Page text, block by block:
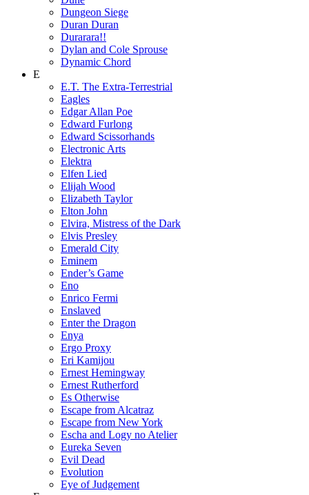
Dungeon Siege
Duran Duran
Durarara!!
Dylan and Cole Sprouse
Dynamic Chord
E
E.T. The Extra-Terrestrial
Eagles
Edgar Allan Poe
Edward Furlong
Edward Scissorhands
Electronic Arts
Elektra
Elfen Lied
Elijah Wood
Elizabeth Taylor
Elton John
Elvira, Mistress of the Dark
Elvis Presley
Emerald City
Eminem
Ender’s Game
Eno
Enrico Fermi
Enslaved
Enter the Dragon
Enya
Ergo Proxy
Eri Kamijou
Ernest Hemingway
Ernest Rutherford
Es Otherwise
Escape from Alcatraz
Escape from New York
Escha and Logy no Atelier
Eureka Seven
Evil Dead
Evolution
Eye of Judgement